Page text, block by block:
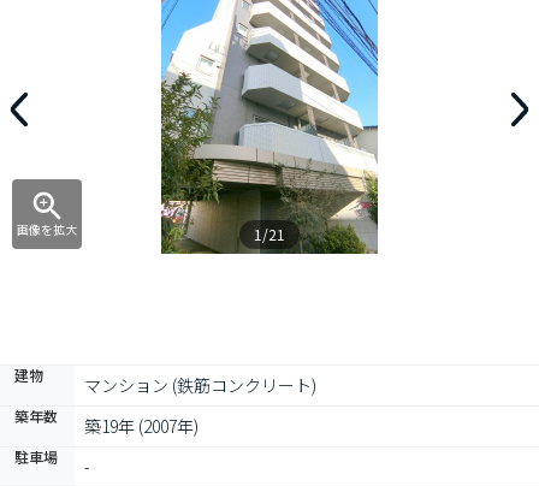
画像を拡大 1/21
建物 マンション (鉄筋コンクリート)
築年数 築19年 (2007年)
駐車場 -